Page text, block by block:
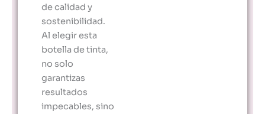
de calidad y
sostenibilidad.
Al elegir esta
botella de tinta,
no solo
garantizas
resultados
impecables, sino